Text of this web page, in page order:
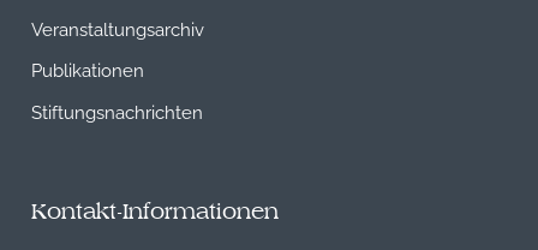
Veranstaltungsarchiv
Publikationen
Stiftungsnachrichten
Kontakt-Informationen